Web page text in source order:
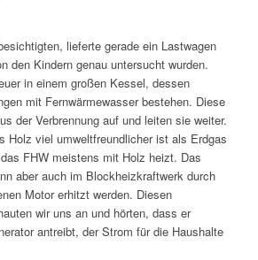
lieferte gerade ein Lastwagen
den Kindern genau untersucht wurden.
in einem großen Kessel, dessen
mit Fernwärmewasser bestehen. Diese
der Verbrennung auf und leiten sie weiter.
Holz viel umweltfreundlicher ist als Erdgas
FHW meistens mit Holz heizt. Das
aber auch im Blockheizkraftwerk durch
Motor erhitzt werden. Diesen
wir uns an und hörten, dass er
antreibt, der Strom für die Haushalte